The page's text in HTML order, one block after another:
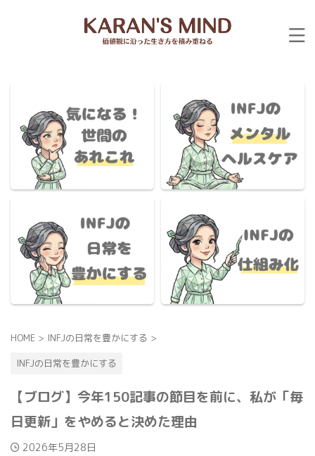
HOME > INFJの日常を豊かにする >
INFJの日常を豊かにする
【ブログ】今年150記事の節目を前に、私が「毎
日更新」をやめると決めた理由
2026年5月28日